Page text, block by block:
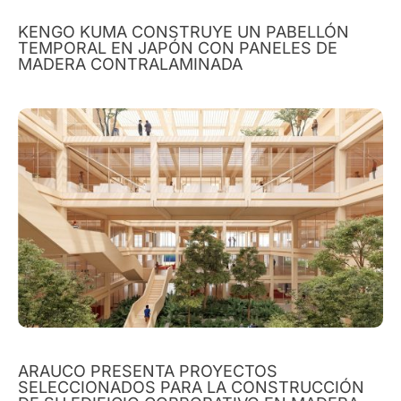
KENGO KUMA CONSTRUYE UN PABELLÓN
TEMPORAL EN JAPÓN CON PANELES DE
MADERA CONTRALAMINADA
ARAUCO PRESENTA PROYECTOS
SELECCIONADOS PARA LA CONSTRUCCIÓN